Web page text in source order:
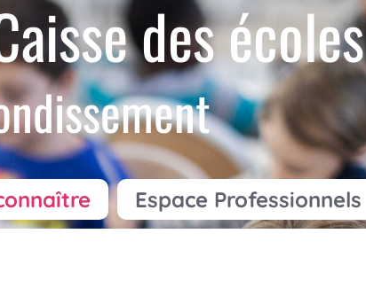
des écoles
Espace Professionnels